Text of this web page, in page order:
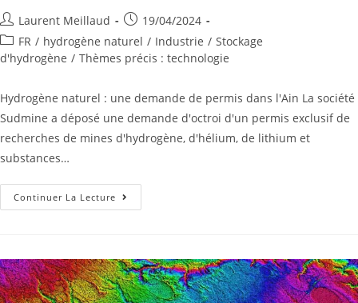
Laurent Meillaud
19/04/2024
FR / hydrogène naturel / Industrie / Stockage
d'hydrogène / Thèmes précis : technologie
Hydrogène naturel : une demande de permis dans l'Ain La société
Sudmine a déposé une demande d'octroi d'un permis exclusif de
recherches de mines d'hydrogène, d'hélium, de lithium et
substances…
Continuer La Lecture